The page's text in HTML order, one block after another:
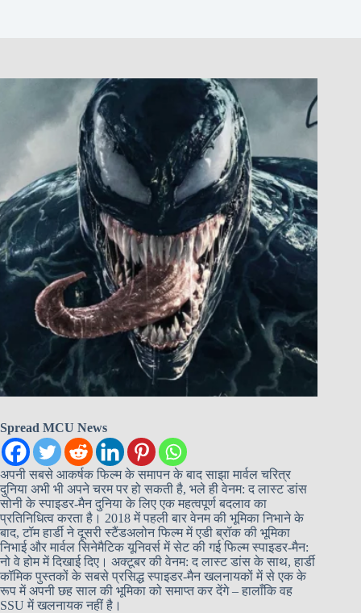
Spread MCU News
अपनी सबसे आकर्षक फिल्म के समापन के बाद साझा मार्वल चरित्र
दुनिया अभी भी अपने चरम पर हो सकती है, भले ही वेनम: द लास्ट डांस
सोनी के स्पाइडर-मैन दुनिया के लिए एक महत्वपूर्ण बदलाव का
प्रतिनिधित्व करता है। 2018 में पहली बार वेनम की भूमिका निभाने के
बाद, टॉम हार्डी ने दूसरी स्टैंडअलोन फिल्म में एडी ब्रॉक की भूमिका
निभाई और मार्वल सिनेमैटिक यूनिवर्स में सेट की गई फिल्म स्पाइडर-मैन:
नो वे होम में दिखाई दिए। अक्टूबर की वेनम: द लास्ट डांस के साथ, हार्डी
कॉमिक पुस्तकों के सबसे प्रसिद्ध स्पाइडर-मैन खलनायकों में से एक के
रूप में अपनी छह साल की भूमिका को समाप्त कर देंगे – हालाँकि वह
SSU में खलनायक नहीं है।